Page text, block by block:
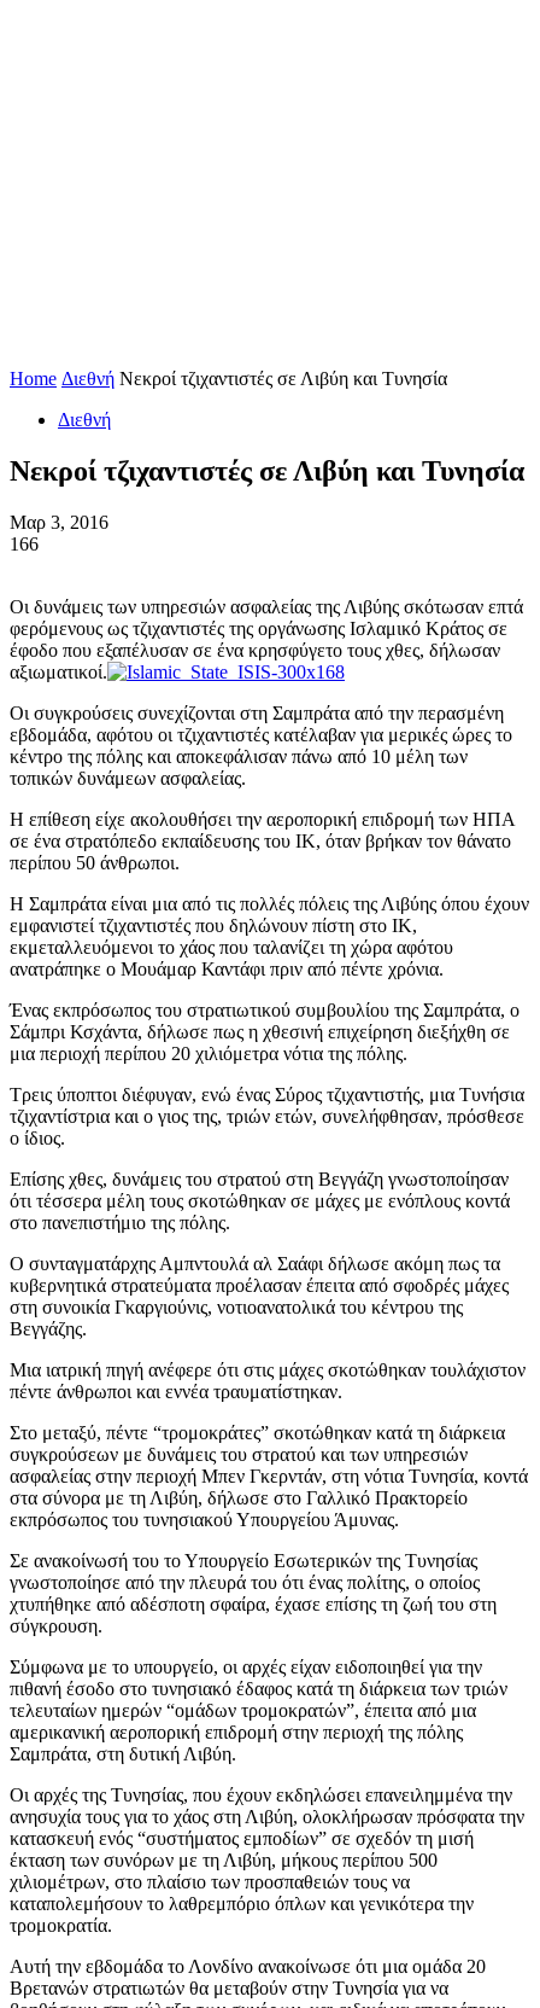
Home Διεθνή Νεκροί τζιχαντιστές σε Λιβύη και Τυνησία
Διεθνή
Νεκροί τζιχαντιστές σε Λιβύη και Τυνησία
Μαρ 3, 2016
166
Οι δυνάμεις των υπηρεσιών ασφαλείας της Λιβύης σκότωσαν επτά
φερόμενους ως τζιχαντιστές της οργάνωσης Ισλαμικό Κράτος σε
έφοδο που εξαπέλυσαν σε ένα κρησφύγετο τους χθες, δήλωσαν
αξιωματικοί.
Οι συγκρούσεις συνεχίζονται στη Σαμπράτα από την περασμένη
εβδομάδα, αφότου οι τζιχαντιστές κατέλαβαν για μερικές ώρες το
κέντρο της πόλης και αποκεφάλισαν πάνω από 10 μέλη των
τοπικών δυνάμεων ασφαλείας.
Η επίθεση είχε ακολουθήσει την αεροπορική επιδρομή των ΗΠΑ
σε ένα στρατόπεδο εκπαίδευσης του ΙΚ, όταν βρήκαν τον θάνατο
περίπου 50 άνθρωποι.
Η Σαμπράτα είναι μια από τις πολλές πόλεις της Λιβύης όπου έχουν
εμφανιστεί τζιχαντιστές που δηλώνουν πίστη στο ΙΚ,
εκμεταλλευόμενοι το χάος που ταλανίζει τη χώρα αφότου
ανατράπηκε ο Μουάμαρ Καντάφι πριν από πέντε χρόνια.
Ένας εκπρόσωπος του στρατιωτικού συμβουλίου της Σαμπράτα, ο
Σάμπρι Κσχάντα, δήλωσε πως η χθεσινή επιχείρηση διεξήχθη σε
μια περιοχή περίπου 20 χιλιόμετρα νότια της πόλης.
Τρεις ύποπτοι διέφυγαν, ενώ ένας Σύρος τζιχαντιστής, μια Τυνήσια
τζιχαντίστρια και ο γιος της, τριών ετών, συνελήφθησαν, πρόσθεσε
ο ίδιος.
Επίσης χθες, δυνάμεις του στρατού στη Βεγγάζη γνωστοποίησαν
ότι τέσσερα μέλη τους σκοτώθηκαν σε μάχες με ενόπλους κοντά
στο πανεπιστήμιο της πόλης.
Ο συνταγματάρχης Αμπντουλά αλ Σαάφι δήλωσε ακόμη πως τα
κυβερνητικά στρατεύματα προέλασαν έπειτα από σφοδρές μάχες
στη συνοικία Γκαργιούνις, νοτιοανατολικά του κέντρου της
Βεγγάζης.
Μια ιατρική πηγή ανέφερε ότι στις μάχες σκοτώθηκαν τουλάχιστον
πέντε άνθρωποι και εννέα τραυματίστηκαν.
Στο μεταξύ, πέντε “τρομοκράτες” σκοτώθηκαν κατά τη διάρκεια
συγκρούσεων με δυνάμεις του στρατού και των υπηρεσιών
ασφαλείας στην περιοχή Μπεν Γκερντάν, στη νότια Τυνησία, κοντά
στα σύνορα με τη Λιβύη, δήλωσε στο Γαλλικό Πρακτορείο
εκπρόσωπος του τυνησιακού Υπουργείου Άμυνας.
Σε ανακοίνωσή του το Υπουργείο Εσωτερικών της Τυνησίας
γνωστοποίησε από την πλευρά του ότι ένας πολίτης, ο οποίος
χτυπήθηκε από αδέσποτη σφαίρα, έχασε επίσης τη ζωή του στη
σύγκρουση.
Σύμφωνα με το υπουργείο, οι αρχές είχαν ειδοποιηθεί για την
πιθανή έσοδο στο τυνησιακό έδαφος κατά τη διάρκεια των τριών
τελευταίων ημερών “ομάδων τρομοκρατών”, έπειτα από μια
αμερικανική αεροπορική επιδρομή στην περιοχή της πόλης
Σαμπράτα, στη δυτική Λιβύη.
Οι αρχές της Τυνησίας, που έχουν εκδηλώσει επανειλημμένα την
ανησυχία τους για το χάος στη Λιβύη, ολοκλήρωσαν πρόσφατα την
κατασκευή ενός “συστήματος εμποδίων” σε σχεδόν τη μισή
έκταση των συνόρων με τη Λιβύη, μήκους περίπου 500
χιλιομέτρων, στο πλαίσιο των προσπαθειών τους να
καταπολεμήσουν το λαθρεμπόριο όπλων και γενικότερα την
τρομοκρατία.
Αυτή την εβδομάδα το Λονδίνο ανακοίνωσε ότι μια ομάδα 20
Βρετανών στρατιωτών θα μεταβούν στην Τυνησία για να